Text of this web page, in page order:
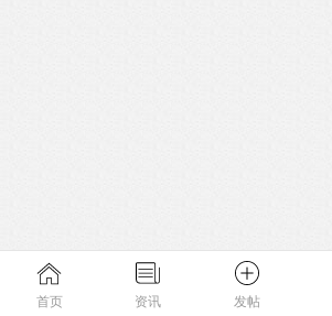
首页 资讯 发帖